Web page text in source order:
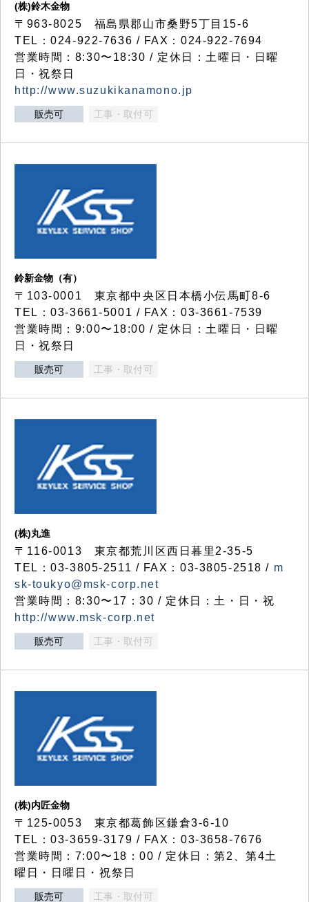
(株)鈴木金物
〒963-8025 福島県郡山市桑野5丁目15-6
TEL：024-922-7636 / FAX：024-922-7694
営業時間：8:30〜18:30 / 定休日：土曜日・日曜
日・祝祭日
http://www.suzukikanamono.jp
販売可 工事・取付可
鈴新金物（有）
〒103-0001 東京都中央区日本橋小伝馬町8-6
TEL：03-3661-5001 / FAX：03-3661-7539
営業時間：9:00〜18:00 / 定休日：土曜日・日曜
日・祝祭日
販売可 工事・取付可
(株)丸進
〒116-0013 東京都荒川区西日暮里2-35-5
TEL：03-3805-2511 / FAX：03-3805-2518 / m
sk-toukyo@msk-corp.net
営業時間：8:30〜17：30 / 定休日：土・日・祝
http://www.msk-corp.net
販売可 工事・取付可
(株)内匠金物
〒125-0053 東京都葛飾区鎌倉3-6-10
TEL：03-3659-3179 / FAX：03-3658-7676
営業時間：7:00〜18：00 / 定休日：第2、第4土
曜日・日曜日・祝祭日
販売可 工事・取付可